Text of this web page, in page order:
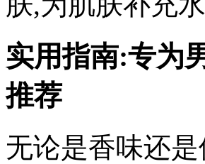
实用指南:专为
推荐
无论是香味还